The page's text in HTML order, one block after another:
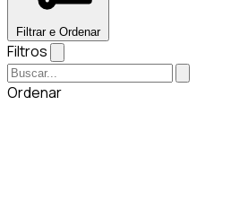
Filtrar e Ordenar
Filtros
Ordenar